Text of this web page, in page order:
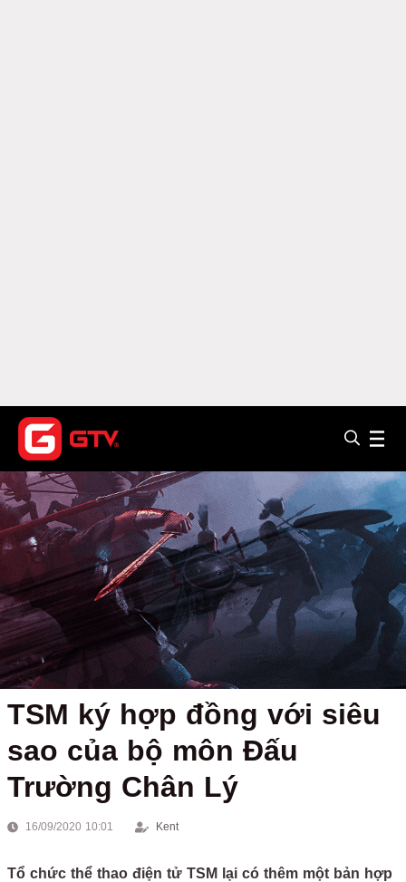
TSM ký hợp đồng với siêu
sao của bộ môn Đấu
Trường Chân Lý
16/09/2020 10:01 Kent
Tổ chức thể thao điện tử TSM lại có thêm một bản hợp